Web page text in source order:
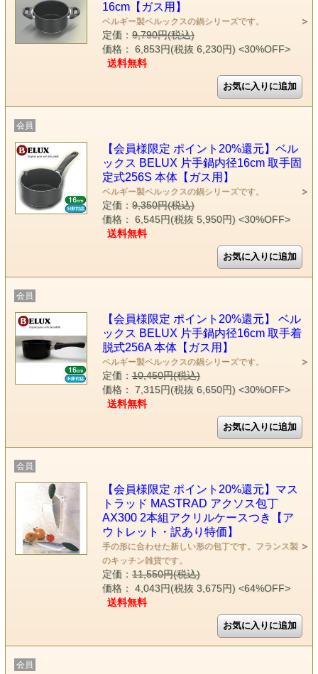
16cm【ガス用】
ベルギー製ベルックスの鍋シリーズです。
定価：9,790円(税込)
価格： 6,853円(税抜 6,230円) <30%OFF>
送料無料
会員
【会員様限定 ポイント20%還元】ベル
ックス BELUX 片手鍋内径16cm 取手固
定式256S 本体【ガス用】
ベルギー製ベルックスの鍋シリーズです。
定価：9,350円(税込)
価格： 6,545円(税抜 5,950円) <30%OFF>
送料無料
会員
【会員様限定 ポイント20%還元】 ベル
ックス BELUX 片手鍋内径16cm 取手着
脱式256A 本体【ガス用】
ベルギー製ベルックスの鍋シリーズです。
定価：10,450円(税込)
価格： 7,315円(税抜 6,650円) <30%OFF>
送料無料
会員
【会員様限定 ポイント20%還元】マス
トラッド MASTRAD アクソス包丁
AX300 2本組アクリルケースつき【ア
ウトレット・訳あり特価】
手の形に合わせた新しい形の包丁です。フランス製
のキッチン雑貨です。
定価：11,550円(税込)
価格： 4,043円(税抜 3,675円) <64%OFF>
送料無料
会員